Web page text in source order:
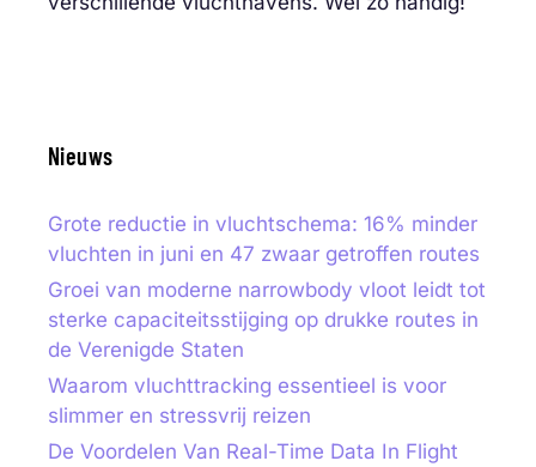
Nieuws
Grote reductie in vluchtschema: 16% minder
vluchten in juni en 47 zwaar getroffen routes
Groei van moderne narrowbody vloot leidt tot
sterke capaciteitsstijging op drukke routes in
de Verenigde Staten
Waarom vluchttracking essentieel is voor
slimmer en stressvrij reizen
De Voordelen Van Real-Time Data In Flight